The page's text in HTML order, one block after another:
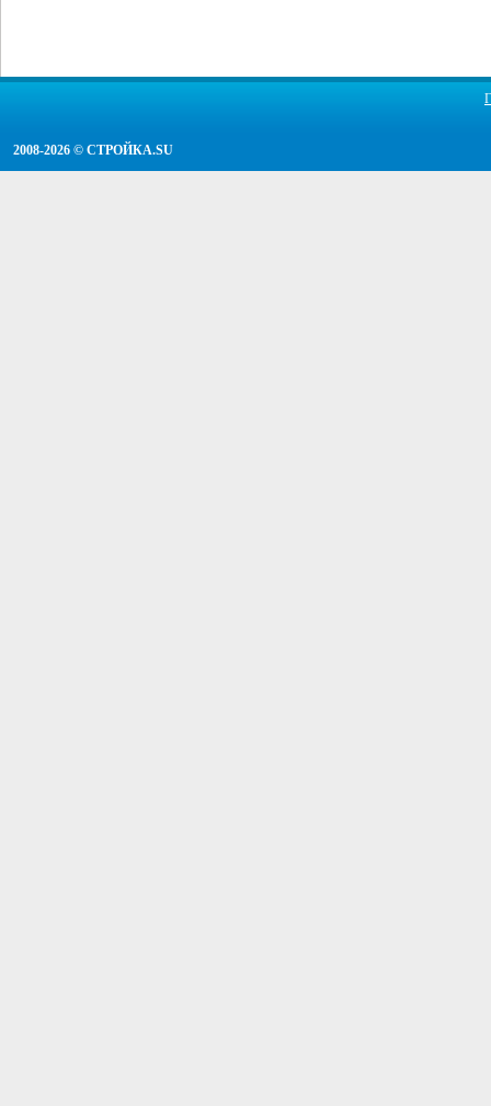
2008-2026 © СТРОЙКА.SU